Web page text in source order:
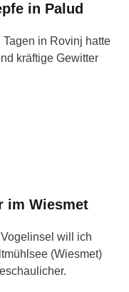
in Palud
in Rovinj hatte
kräftige Gewitter
im Wiesmet
will ich
(Wiesmet)